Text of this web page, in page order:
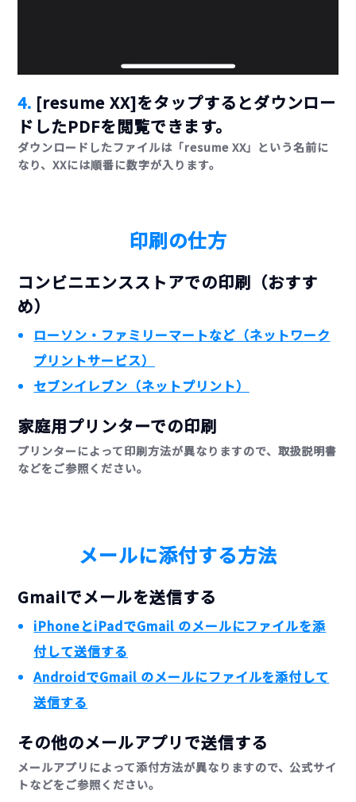
4. [resume XX]をタップするとダウンロー
ドしたPDFを閲覧できます。
ダウンロードしたファイルは「resume XX」という名前に
なり、XXには順番に数字が入ります。
印刷の仕方
コンビニエンスストアでの印刷（おすす
め）
ローソン・ファミリーマートなど（ネットワーク
プリントサービス）
セブンイレブン（ネットプリント）
家庭用プリンターでの印刷
プリンターによって印刷方法が異なりますので、取扱説明書
などをご参照ください。
メールに添付する方法
Gmailでメールを送信する
iPhoneとiPadでGmail のメールにファイルを添
付して送信する
AndroidでGmail のメールにファイルを添付して
送信する
その他のメールアプリで送信する
メールアプリによって添付方法が異なりますので、公式サイ
トなどをご参照ください。